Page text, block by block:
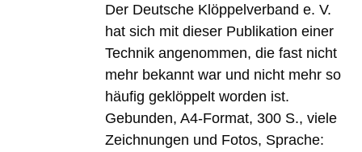
Der Deutsche Klöppelverband e. V.
hat sich mit dieser Publikation einer
Technik angenommen, die fast nicht
mehr bekannt war und nicht mehr so
häufig geklöppelt worden ist.
Gebunden, A4-Format, 300 S., viele
Zeichnungen und Fotos, Sprache: